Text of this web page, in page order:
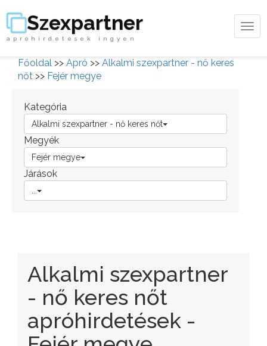
Szexpartner
apróhirdetések ingyen
Főoldal >> Apró >> Alkalmi szexpartner - nő keres
nőt >> Fejér megye
Kategória
Alkalmi szexpartner - nő keres nőt
Megyék
Fejér megye
Járások
Alkalmi szexpartner
- nő keres nőt
apróhirdetések -